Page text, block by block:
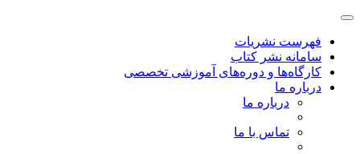
فهرست نشریات
سامانه نشر کتاب
کارگاه‌ها و دوره‌های آموزشی تخصصی
درباره ما
درباره ما
تماس با ما